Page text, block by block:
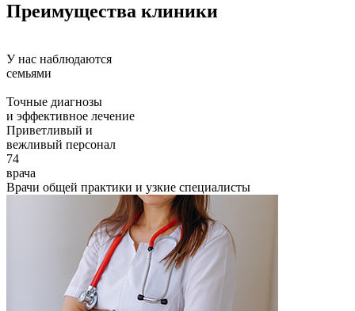
Преимущества клиники
У нас наблюдаются
семьями
Точные диагнозы
и эффективное лечение
Приветливый и
вежливый персонал
74
врача
Врачи общей практики и узкие специалисты